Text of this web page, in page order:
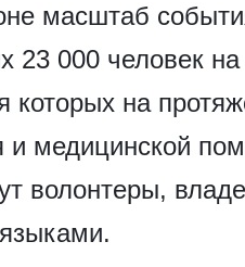
масштаб
23 000 человек
которых на
и медицинской
волонтеры,